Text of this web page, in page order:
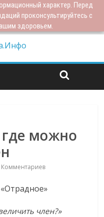
характер. Перед
проконсультируйтесь с
здоровьем.
можно
Комментариев
член?»